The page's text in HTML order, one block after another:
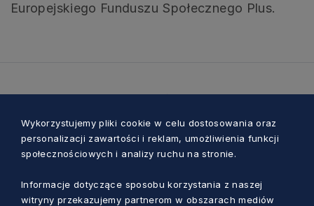
Europejskiego Funduszu Społecznego Plus.
Wykorzystujemy pliki cookie w celu dostosowania oraz
personalizacji zawartości i reklam, umożliwienia funkcji
społecznościowych i analizy ruchu na stronie.
Informacje dotyczące sposobu korzystania z naszej
witryny przekazujemy partnerom w obszarach mediów